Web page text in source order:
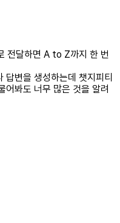
전달하면 A to Z까지 한 번
변을 생성하는데 챗지피티
어봐도 너무 많은 것을 알려